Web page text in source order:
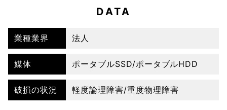
DATA
業種業界 法人
媒体 ポータブルSSD/ポータブルHDD
破損の状況 軽度論理障害/重度物理障害